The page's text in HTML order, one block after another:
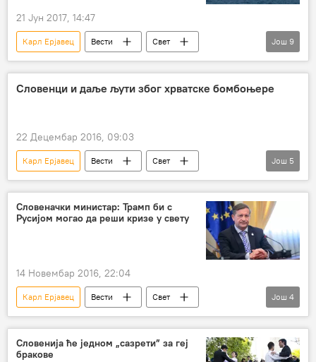
21 Јун 2017, 14:47
Карл Ерјавец Вести
Свет
Словенија
Пирански залив
Димитриј Рупел
Андреј Пленковић
Још 9
Словенци и даље љути због хрватске бомбоњере
22 Децембар 2016, 09:03
Карл Ерјавец Вести
Свет
Словенија
Краш
бомбоњера
Хрватска
Регион
Још 5
Словеначки министар: Трамп би с
Русијом могао да реши кризе у свету
14 Новембар 2016, 22:04
Карл Ерјавец Вести
Свет
Словенија
Доналд Трамп
Европска унија (ЕУ)
Европа
Још 4
Словенија ће једном „сазрети” за геј
бракове